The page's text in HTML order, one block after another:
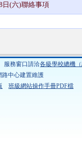
日(六)聯絡事項
服務窗口請洽各級學校總機
路中心建置維護
班級網站操作手冊PDF檔